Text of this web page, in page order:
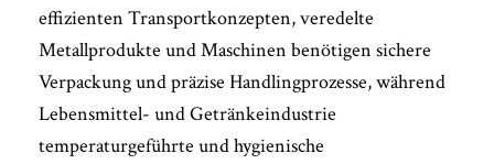
effizienten Transportkonzepten, veredelte
Metallprodukte und Maschinen benötigen sichere
Verpackung und präzise Handlingprozesse, während
Lebensmittel- und Getränkeindustrie
temperaturgeführte und hygienische